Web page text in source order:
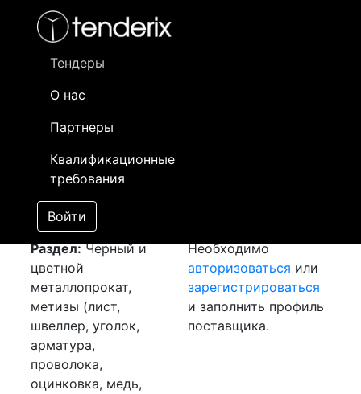
Тендеры
О нас
Партнеры
Квалификационные
требования
Войти
- активный лот
- сохраненный лот (не опубликован)
Закупка: Швеллер
[Завершен]
Лот №:
АУКЦИОН (покупка
товара)
Раздел:Черный и
цветной
металлопрокат,
метизы (лист,
швеллер, уголок,
арматура,
проволока,
оцинковка, медь,
Необходимо
авторизоваться или
зарегистрироваться
и заполнить профиль
поставщика.